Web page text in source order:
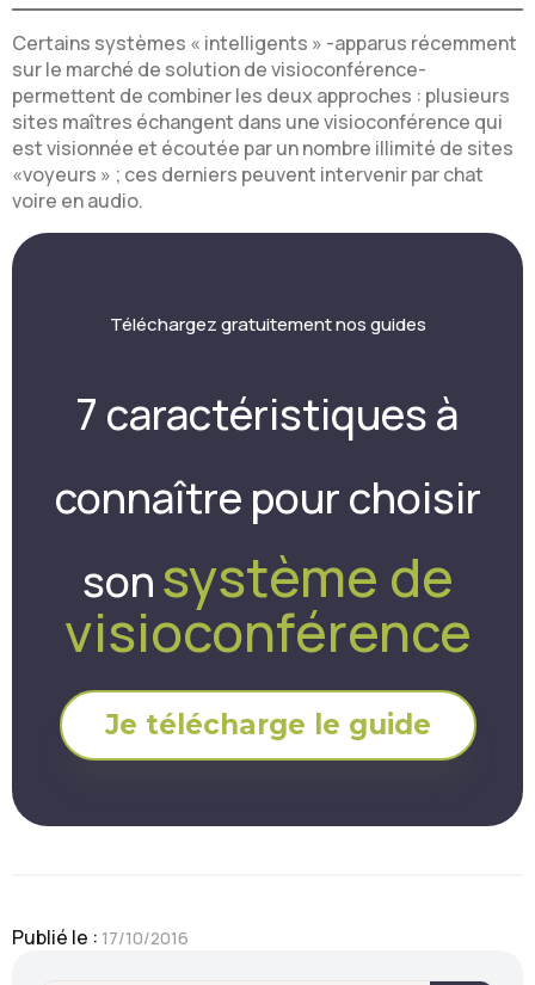
Certains systèmes « intelligents » -apparus récemment
sur le marché de solution de visioconférence-
permettent de combiner les deux approches : plusieurs
sites maîtres échangent dans une visioconférence qui
est visionnée et écoutée par un nombre illimité de sites
«voyeurs » ; ces derniers peuvent intervenir par chat
voire en audio.
Téléchargez gratuitement nos guides
7 caractéristiques à
connaître pour choisir
sonsystème de
visioconférence
Je télécharge le guide
Publié le : 17/10/2016